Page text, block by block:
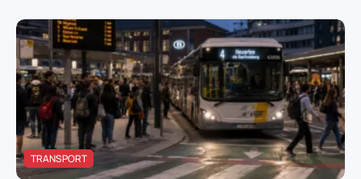
TRANSPORT